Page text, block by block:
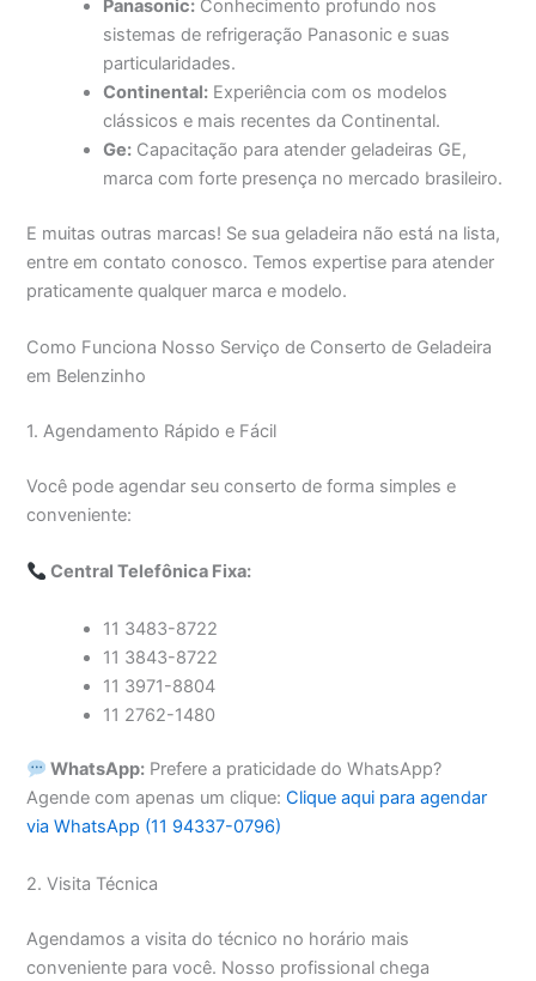
Panasonic: Conhecimento profundo nos
sistemas de refrigeração Panasonic e suas
particularidades.
Continental: Experiência com os modelos
clássicos e mais recentes da Continental.
Ge: Capacitação para atender geladeiras GE,
marca com forte presença no mercado brasileiro.
E muitas outras marcas! Se sua geladeira não está na lista,
entre em contato conosco. Temos expertise para atender
praticamente qualquer marca e modelo.
Como Funciona Nosso Serviço de Conserto de Geladeira
em Belenzinho
1. Agendamento Rápido e Fácil
Você pode agendar seu conserto de forma simples e
conveniente:
Central Telefônica Fixa:
11 3483-8722
11 3843-8722
11 3971-8804
11 2762-1480
WhatsApp: Prefere a praticidade do WhatsApp?
Agende com apenas um clique:Clique aqui para agendar
via WhatsApp (11 94337-0796)
2. Visita Técnica
Agendamos a visita do técnico no horário mais
conveniente para você. Nosso profissional chega